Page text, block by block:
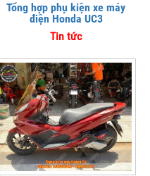
Tổng hợp phụ kiện xe máy
điện Honda UC3
Tin tức